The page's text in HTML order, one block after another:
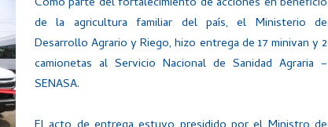
de la agricultura familiar del país, el Ministerio de
Desarrollo Agrario y Riego, hizo entrega de 17 minivan y 2
camionetas al Servicio Nacional de Sanidad Agraria –
SENASA.